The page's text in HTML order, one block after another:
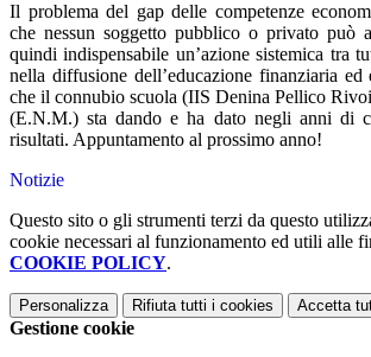
Il problema del gap delle competenze
che nessun soggetto pubblico o privato può
quindi indispensabile un’azione sistemica tra
nella diffusione dell’educazione finanziaria
che il connubio scuola (IIS Denina Pellico
(E.N.M.) sta dando e ha dato negli anni di
risultati. Appuntamento al prossimo anno!
Notizie
Questo sito o gli strumenti terzi da questo
cookie necessari al funzionamento ed utili alle
COOKIE POLICY.
Personalizza Rifiuta tutti i cookies Accetta
Gestione cookie